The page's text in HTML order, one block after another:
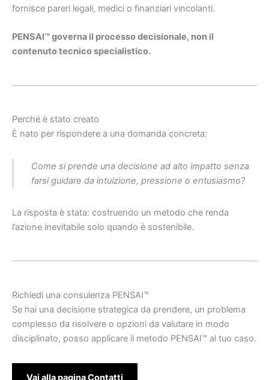
fornisce pareri legali, medici o finanziari vincolanti.
PENSAI™ governa il processo decisionale, non il
contenuto tecnico specialistico.
Perché è stato creato
È nato per rispondere a una domanda concreta:
Come si prende una decisione ad alto impatto senza
farsi guidare da intuizione, pressione o entusiasmo?
La risposta è stata: costruendo un metodo che renda
l’azione inevitabile solo quando è sostenibile.
Richiedi una consulenza PENSAI™
Se hai una decisione strategica da prendere, un problema
complesso da risolvere o opzioni da valutare in modo
disciplinato, posso applicare il metodo PENSAI™ al tuo caso.